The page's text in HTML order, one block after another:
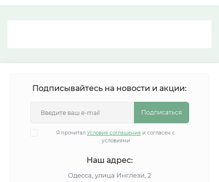
Подписывайтесь на новости и акции:
Подписаться
Я прочитал Условия соглашения и согласен с
условиями
Наш адрес:
Одесса, улица Инглези, 2